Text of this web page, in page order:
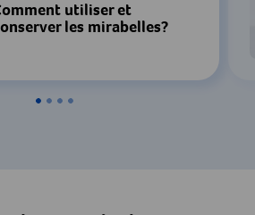
utiliser et
les mirabelles?